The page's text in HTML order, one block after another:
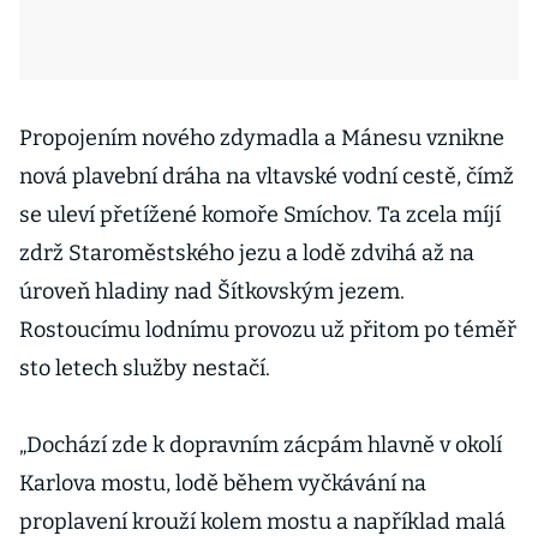
Propojením nového zdymadla a Mánesu vznikne
nová plavební dráha na vltavské vodní cestě, čímž
se uleví přetížené komoře Smíchov. Ta zcela míjí
zdrž Staroměstského jezu a lodě zdvihá až na
úroveň hladiny nad Šítkovským jezem.
Rostoucímu lodnímu provozu už přitom po téměř
sto letech služby nestačí.
„Dochází zde k dopravním zácpám hlavně v okolí
Karlova mostu, lodě během vyčkávání na
proplavení krouží kolem mostu a například malá